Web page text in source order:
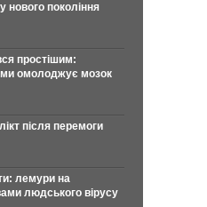
нового покоління
простішим:
омолоджує мозок
після перемоги
лемури на
людського вірусу